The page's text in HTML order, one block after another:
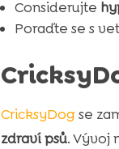
Considerujte
Poraďte se s
CricksyDogse
zdraví psů. Vývoj